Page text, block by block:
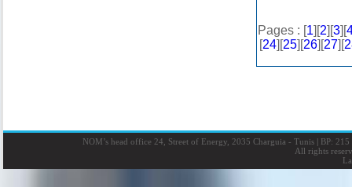
Pages : [1][2][3][
[24][25][26][27][
NOM’s head office 24, Street of Energy, 2035 Charguia - Tunis |BP: 215
All rights